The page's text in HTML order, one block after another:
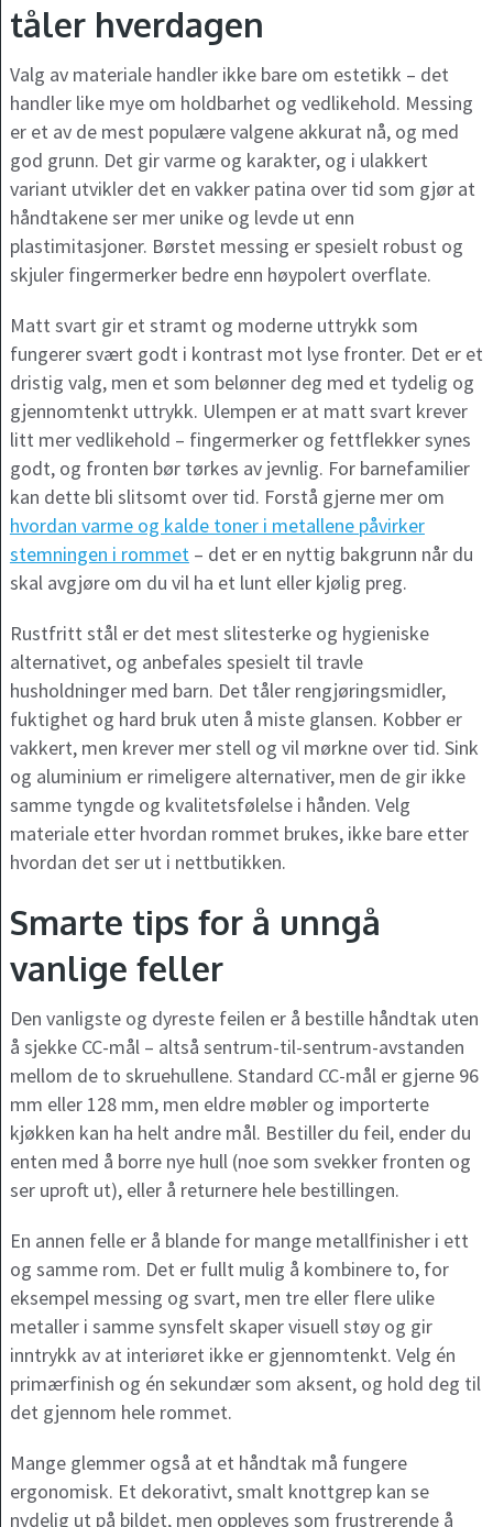
tåler hverdagen
Valg av materiale handler ikke bare om estetikk – det
handler like mye om holdbarhet og vedlikehold. Messing
er et av de mest populære valgene akkurat nå, og med
god grunn. Det gir varme og karakter, og i ulakkert
variant utvikler det en vakker patina over tid som gjør at
håndtakene ser mer unike og levde ut enn
plastimitasjoner. Børstet messing er spesielt robust og
skjuler fingermerker bedre enn høypolert overflate.
Matt svart gir et stramt og moderne uttrykk som
fungerer svært godt i kontrast mot lyse fronter. Det er et
dristig valg, men et som belønner deg med et tydelig og
gjennomtenkt uttrykk. Ulempen er at matt svart krever
litt mer vedlikehold – fingermerker og fettflekker synes
godt, og fronten bør tørkes av jevnlig. For barnefamilier
kan dette bli slitsomt over tid. Forstå gjerne mer om
hvordan varme og kalde toner i metallene påvirker
stemningen i rommet– det er en nyttig bakgrunn når du
skal avgjøre om du vil ha et lunt eller kjølig preg.
Rustfritt stål er det mest slitesterke og hygieniske
alternativet, og anbefales spesielt til travle
husholdninger med barn. Det tåler rengjøringsmidler,
fuktighet og hard bruk uten å miste glansen. Kobber er
vakkert, men krever mer stell og vil mørkne over tid. Sink
og aluminium er rimeligere alternativer, men de gir ikke
samme tyngde og kvalitetsfølelse i hånden. Velg
materiale etter hvordan rommet brukes, ikke bare etter
hvordan det ser ut i nettbutikken.
Smarte tips for å unngå
vanlige feller
Den vanligste og dyreste feilen er å bestille håndtak uten
å sjekke CC-mål – altså sentrum-til-sentrum-avstanden
mellom de to skruehullene. Standard CC-mål er gjerne 96
mm eller 128 mm, men eldre møbler og importerte
kjøkken kan ha helt andre mål. Bestiller du feil, ender du
enten med å borre nye hull (noe som svekker fronten og
ser uproft ut), eller å returnere hele bestillingen.
En annen felle er å blande for mange metallfinisher i ett
og samme rom. Det er fullt mulig å kombinere to, for
eksempel messing og svart, men tre eller flere ulike
metaller i samme synsfelt skaper visuell støy og gir
inntrykk av at interiøret ikke er gjennomtenkt. Velg én
primærfinish og én sekundær som aksent, og hold deg til
det gjennom hele rommet.
Mange glemmer også at et håndtak må fungere
ergonomisk. Et dekorativt, smalt knottgrep kan se
nydelig ut på bildet, men oppleves som frustrerende å